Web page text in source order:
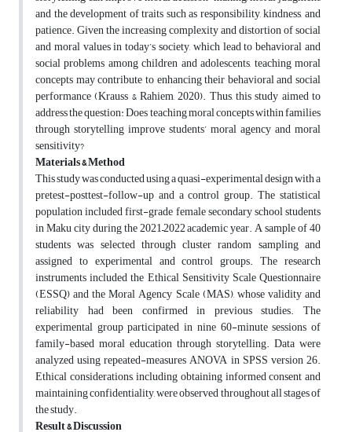
and the development of traits such as responsibility, kindness, and
patience. Given the increasing complexity and distortion of social
and moral values in today’s society, which lead to behavioral and
social problems among children and adolescents, teaching moral
concepts may contribute to enhancing their behavioral and social
performance (Krauss & Rahiem, 2020). Thus, this study aimed to
address the question: Does teaching moral concepts within families
through storytelling improve students’ moral agency and moral
sensitivity?
Materials & Method
This study was conducted using a quasi-experimental design with a
pretest-posttest-follow-up and a control group. The statistical
population included first-grade female secondary school students
in Maku city during the 2021–2022 academic year. A sample of 40
students was selected through cluster random sampling and
assigned to experimental and control groups. The research
instruments included the Ethical Sensitivity Scale Questionnaire
(ESSQ) and the Moral Agency Scale (MAS), whose validity and
reliability had been confirmed in previous studies. The
experimental group participated in nine 60-minute sessions of
family-based moral education through storytelling. Data were
analyzed using repeated-measures ANOVA in SPSS version 26.
Ethical considerations, including obtaining informed consent and
maintaining confidentiality, were observed throughout all stages of
the study.
Result & Discussion